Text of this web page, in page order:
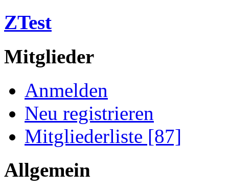
ZTest
Mitglieder
Anmelden
Neu registrieren
Mitgliederliste [87]
Allgemein